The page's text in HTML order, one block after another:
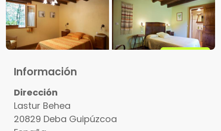
Información
Dirección
Lastur Behea
20829 Deba Guipúzcoa